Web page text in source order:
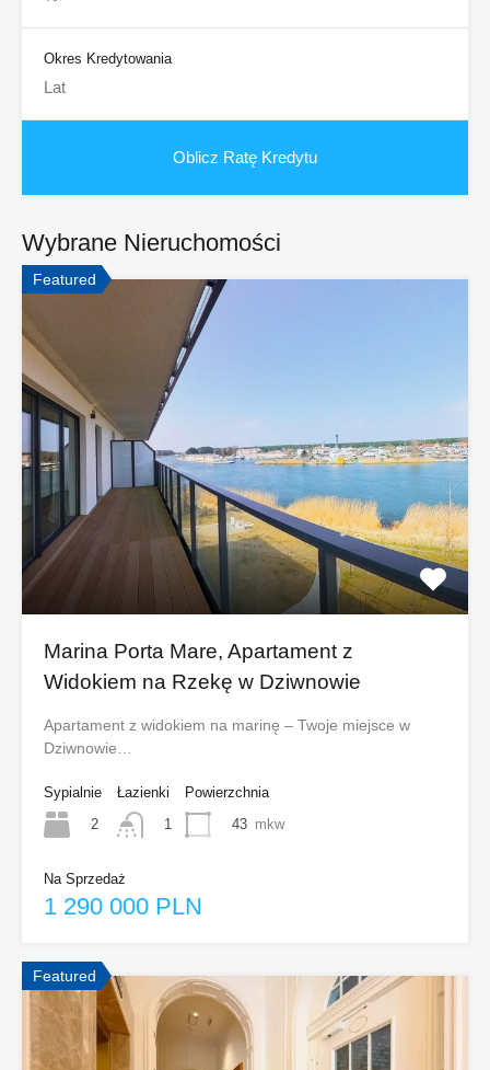
Okres Kredytowania
Wybrane Nieruchomości
Featured
Marina Porta Mare, Apartament z
Widokiem na Rzekę w Dziwnowie
Apartament z widokiem na marinę – Twoje miejsce w
Dziwnowie…
Sypialnie
2
Łazienki
1
Powierzchnia
43 mkw
Na Sprzedaż
1 290 000 PLN
Featured